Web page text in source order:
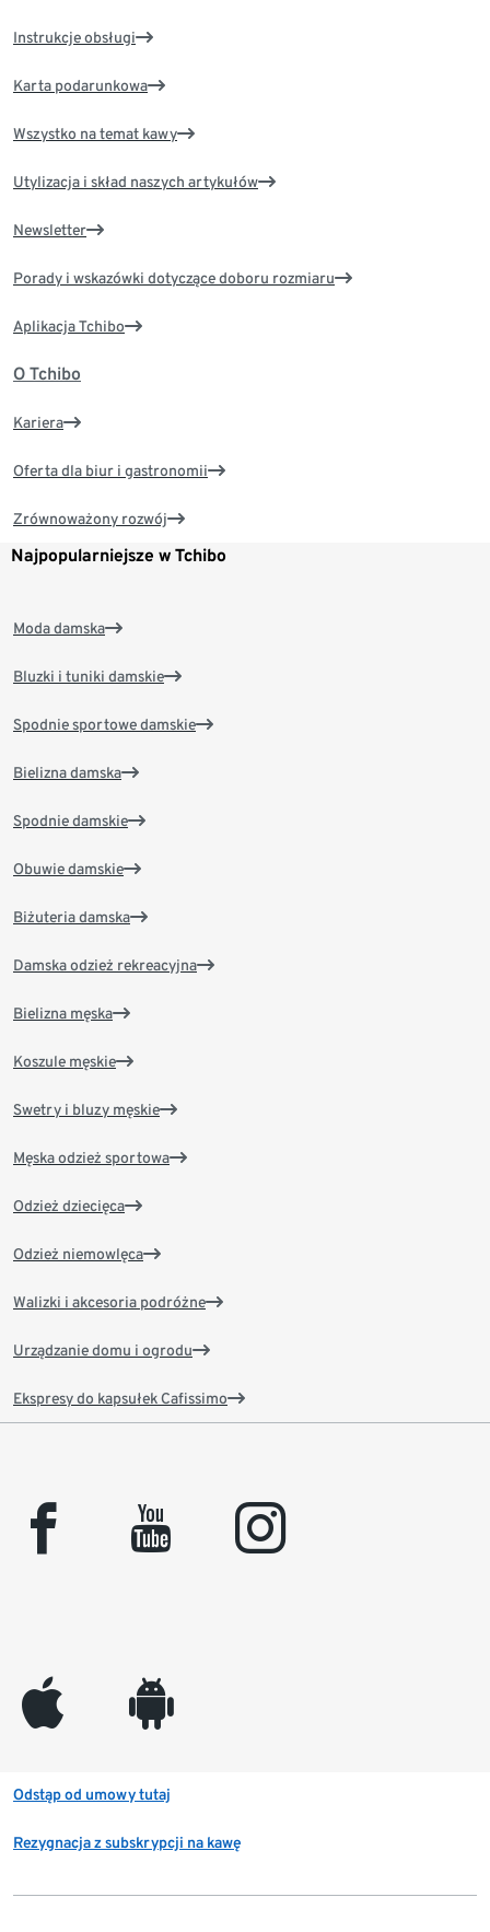
Instrukcje obsługi
Karta podarunkowa
Wszystko na temat kawy
Utylizacja i skład naszych artykułów
Newsletter
Porady i wskazówki dotyczące doboru rozmiaru
Aplikacja Tchibo
O Tchibo
Kariera
Oferta dla biur i gastronomii
Zrównoważony rozwój
Najpopularniejsze w Tchibo
Moda damska
Bluzki i tuniki damskie
Spodnie sportowe damskie
Bielizna damska
Spodnie damskie
Obuwie damskie
Biżuteria damska
Damska odzież rekreacyjna
Bielizna męska
Koszule męskie
Swetry i bluzy męskie
Męska odzież sportowa
Odzież dziecięca
Odzież niemowlęca
Walizki i akcesoria podróżne
Urządzanie domu i ogrodu
Ekspresy do kapsułek Cafissimo
facebook youtube instagram
appleinc android
Odstąp od umowy tutaj
Rezygnacja z subskrypcji na kawę